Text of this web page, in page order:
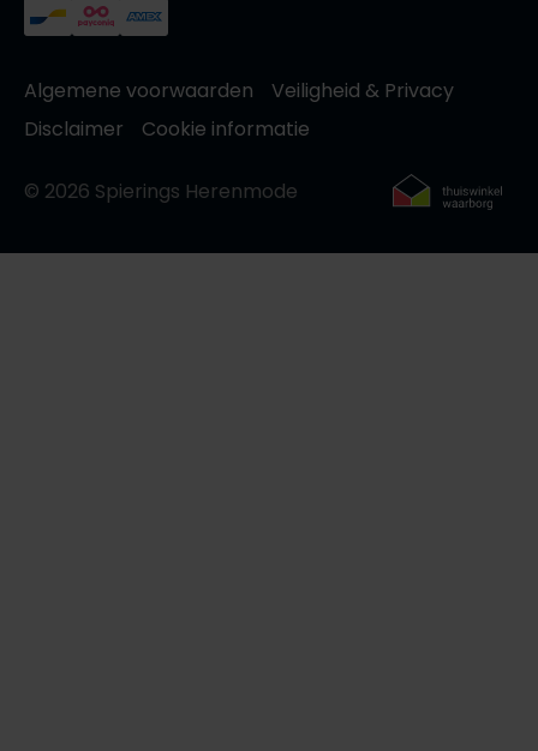
Algemene voorwaarden
Veiligheid & Privacy
Disclaimer
Cookie informatie
© 2026 Spierings Herenmode